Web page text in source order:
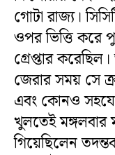
গোটা রাজ্য।
ওপর ভিত্তি করে
গ্রেপ্তার
জেরার সময় সে
এবং কোনও
খুলতেই মঙ্গলবার
গিয়েছিলেন